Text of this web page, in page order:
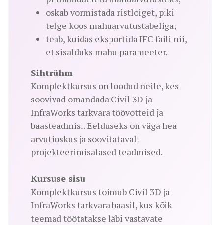
oskab vormistada ristlõiget, piki
telge koos mahuarvutustabeliga;
teab, kuidas eksportida IFC faili nii,
et sisalduks mahu parameeter.
Sihtrühm
Komplektkursus on loodud neile, kes
soovivad omandada Civil 3D ja
InfraWorks tarkvara töövõtteid ja
baasteadmisi. Eelduseks on väga hea
arvutioskus ja soovitatavalt
projekteerimisalased teadmised.
Kursuse sisu
Komplektkursus toimub Civil 3D ja
InfraWorks tarkvara baasil, kus kõik
teemad töötatakse läbi vastavate